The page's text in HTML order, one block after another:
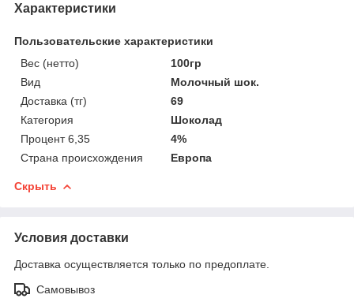
Характеристики
Пользовательские характеристики
Вес (нетто)
100гр
Вид
Молочный шок.
Доставка (тг)
69
Категория
Шоколад
Процент 6,35
4%
Страна происхождения
Европа
Скрыть
Условия доставки
Доставка осуществляется только по предоплате.
Самовывоз